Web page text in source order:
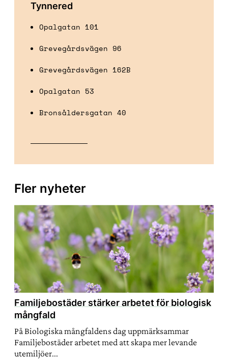
Tynnered
Opalgatan 101
Grevegårdsvägen 96
Grevegårdsvägen 162B
Opalgatan 53
Bronsåldersgatan 40
Fler nyheter
Familjebostäder stärker arbetet för biologisk
mångfald
På Biologiska mångfaldens dag uppmärksammar
Familjebostäder arbetet med att skapa mer levande
utemiljöer...